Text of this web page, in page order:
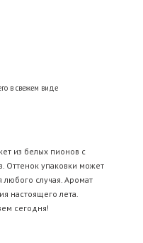
в свежем виде
из белых пионов с
Оттенок упаковки может
любого случая. Аромат
настоящего лета.
сегодня!